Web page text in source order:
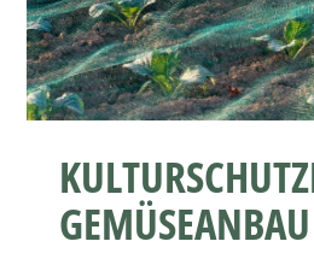
GEMÜSEANBAU